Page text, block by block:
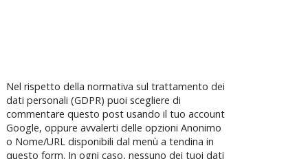
Nel rispetto della normativa sul trattamento dei
dati personali (GDPR) puoi scegliere di
commentare questo post usando il tuo account
Google, oppure avvalerti delle opzioni Anonimo
o Nome/URL disponibili dal menù a tendina in
questo form. In ogni caso, nessuno dei tuoi dati